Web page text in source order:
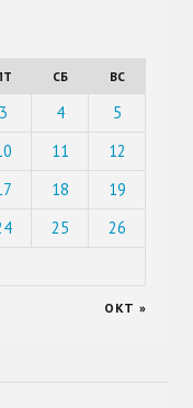
СБ ВС
3 4
5
11
12
18
19
25
26
ОКТ »